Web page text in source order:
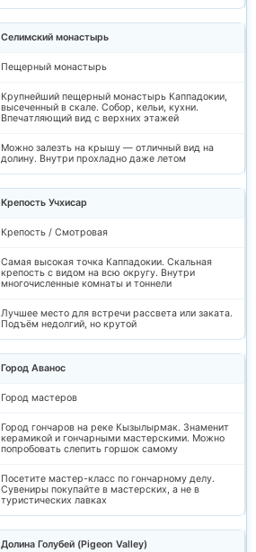
Селимский монастырь
Пещерный монастырь
Крупнейший пещерный монастырь Каппадокии,
высеченный в скале. Собор, кельи, кухни.
Впечатляющий вид с верхних этажей
Можно залезть на крышу — отличный вид на
долину. Внутри прохладно даже летом
Крепость Учхисар
Крепость / Смотровая
Самая высокая точка Каппадокии. Скальная
крепость с видом на всю округу. Внутри
многочисленные комнаты и тоннели
Лучшее место для встречи рассвета или заката.
Подъём недолгий, но крутой
Город Аванос
Город мастеров
Город гончаров на реке Кызылырмак. Знаменит
керамикой и гончарными мастерскими. Можно
попробовать слепить горшок самому
Посетите мастер-класс по гончарному делу.
Сувениры покупайте в мастерских, а не в
туристических лавках
Долина Голубей (Pigeon Valley)